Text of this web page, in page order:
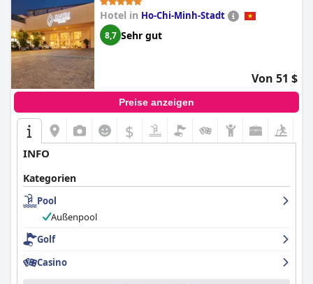
Hotel in Ho-Chi-Minh-Stadt
8,7 Sehr gut
Von 51 $
Preise anzeigen
$
INFO
Kategorien
Pool
Außenpool
Golf
Casino